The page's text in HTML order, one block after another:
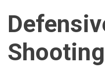
Defensive
Shooting